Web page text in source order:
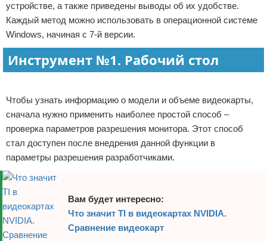
Программное обеспечение
Для автомобиля
Разное
Отказ от ответственности
устройстве, а также приведены выводы об их удобстве.
Каждый метод можно использовать в операционной системе
Windows, начиная с 7-й версии.
Инструмент №1. Рабочий стол
Чтобы узнать информацию о модели и объеме видеокарты,
сначала нужно применить наиболее простой способ –
проверка параметров разрешения монитора. Этот способ
стал доступен после внедрения данной функции в
параметры разрешения разработчиками.
Вам будет интересно:
Что значит TI в видеокартах NVIDIA.
Сравнение видеокарт